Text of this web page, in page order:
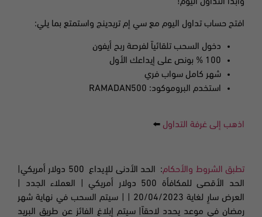
افتح حساب تداول اليوم مع سي إم تريدينج واستمتع بما يلي:
دخول السحب تلقائياً لفرصة ربح أيفون
100 %
بونص على إيداعك الأول
شهر كامل سواب فري
استخدم البروموكود: RAMADAN500
اذهب إلى غرفة التداول ⬅️
تطبق الشروط والأحكام: الحد الأدنى للإيداع دولار أمريكي
الحد الأقصى للمكافأة 500 دولار أمريكي
العملاء الجدد
العرض سارٍ لغاية 20/04/2023 | |
سيتم السحب في نهاية شهر
رمضان في موعد يحدد لاحقاً| سيتم إبلاغ الفائز عن طريق البريد